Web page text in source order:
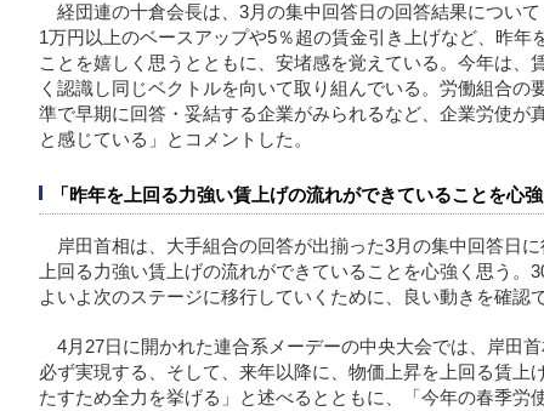
経団連の十倉会長は、3月の集中回答日の回答結果につい
1万円以上のベースアップや5％超の賃金引き上げなど、昨年
ことを嬉しく思うとともに、安堵感を覚えている。今年は、
く認識し同じベクトルを向いて取り組んでいる。労働組合の
準で早期に回答・妥結する企業がみられるなど、企業労使が
と感じている」とコメントした。
「昨年を上回る力強い賃上げの流れができていることを心
岸田首相は、大手組合の回答が出揃った3月の集中回答日
上回る力強い賃上げの流れができていることを心強く思う
よいよ次のステージに移行していくために、良い動きを確認
4月27日に開かれた連合系メーデーの中央大会では、岸田
必ず実現する、そして、来年以降に、物価上昇を上回る賃上
たすため全力を挙げる」と述べるとともに、「今年の春季労